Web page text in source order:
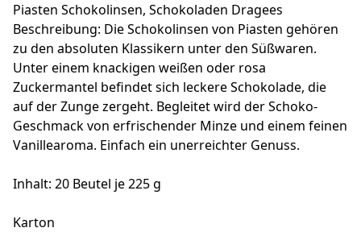
Piasten Schokolinsen, Schokoladen Dragees
Beschreibung: Die Schokolinsen von Piasten gehören
zu den absoluten Klassikern unter den Süßwaren.
Unter einem knackigen weißen oder rosa
Zuckermantel befindet sich leckere Schokolade, die
auf der Zunge zergeht. Begleitet wird der Schoko-
Geschmack von erfrischender Minze und einem feinen
Vanillearoma. Einfach ein unerreichter Genuss.
Inhalt: 20 Beutel je 225 g
Karton